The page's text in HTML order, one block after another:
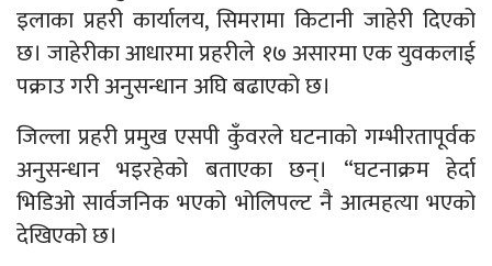
इलाका प्रहरी कार्यालय, सिमरामा किटानी जाहेरी दिएको
छ। जाहेरीका आधारमा प्रहरीले १७ असारमा एक युवकलाई
पक्राउ गरी अनुसन्धान अघि बढाएको छ।
जिल्ला प्रहरी प्रमुख एसपी कुँवरले घटनाको गम्भीरतापूर्वक
अनुसन्धान भइरहेको बताएका छन्। “घटनाक्रम हेर्दा
भिडिओ सार्वजनिक भएको भोलिपल्ट नै आत्महत्या भएको
देखिएको छ।